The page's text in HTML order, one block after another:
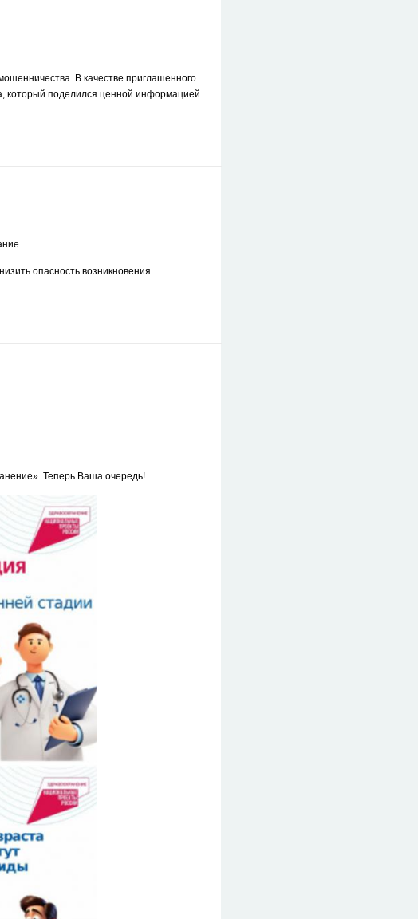
В качестве приглашенного
который поделился ценной информацией
опасность возникновения
Теперь Ваша очередь!